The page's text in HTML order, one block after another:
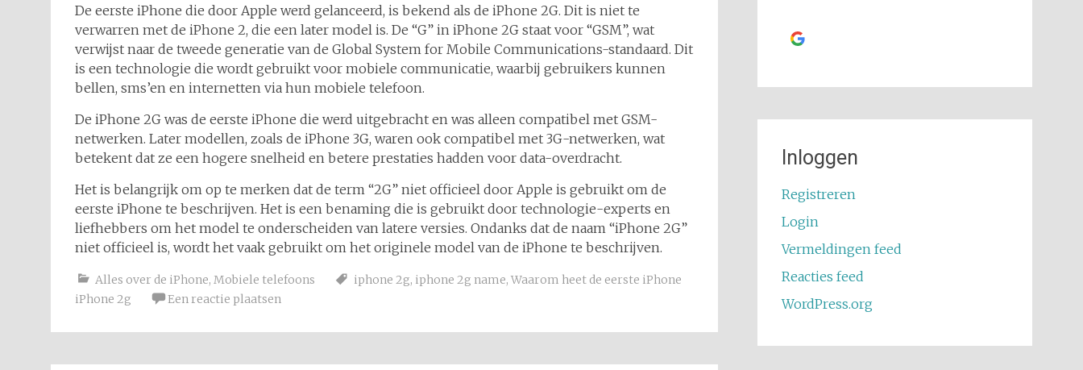
De eerste iPhone die door Apple werd gelanceerd, is bekend als de iPhone 2G. Dit is niet te
verwarren met de iPhone 2, die een later model is. De “G” in iPhone 2G staat voor “GSM”, wat
verwijst naar de tweede generatie van de Global System for Mobile Communications-standaard. Dit
is een technologie die wordt gebruikt voor mobiele communicatie, waarbij gebruikers kunnen
bellen, sms’en en internetten via hun mobiele telefoon.
De iPhone 2G was de eerste iPhone die werd uitgebracht en was alleen compatibel met GSM-
netwerken. Later modellen, zoals de iPhone 3G, waren ook compatibel met 3G-netwerken, wat
betekent dat ze een hogere snelheid en betere prestaties hadden voor data-overdracht.
Het is belangrijk om op te merken dat de term “2G” niet officieel door Apple is gebruikt om de
eerste iPhone te beschrijven. Het is een benaming die is gebruikt door technologie-experts en
liefhebbers om het model te onderscheiden van latere versies. Ondanks dat de naam “iPhone 2G”
niet officieel is, wordt het vaak gebruikt om het originele model van de iPhone te beschrijven.
Alles over de iPhone, Mobiele telefoons iphone 2g, iphone 2g name, Waarom heet de eerste iPhone
iPhone 2g
Een reactie plaatsen
Inloggen
Registreren
Login
Vermeldingen feed
Reacties feed
WordPress.org